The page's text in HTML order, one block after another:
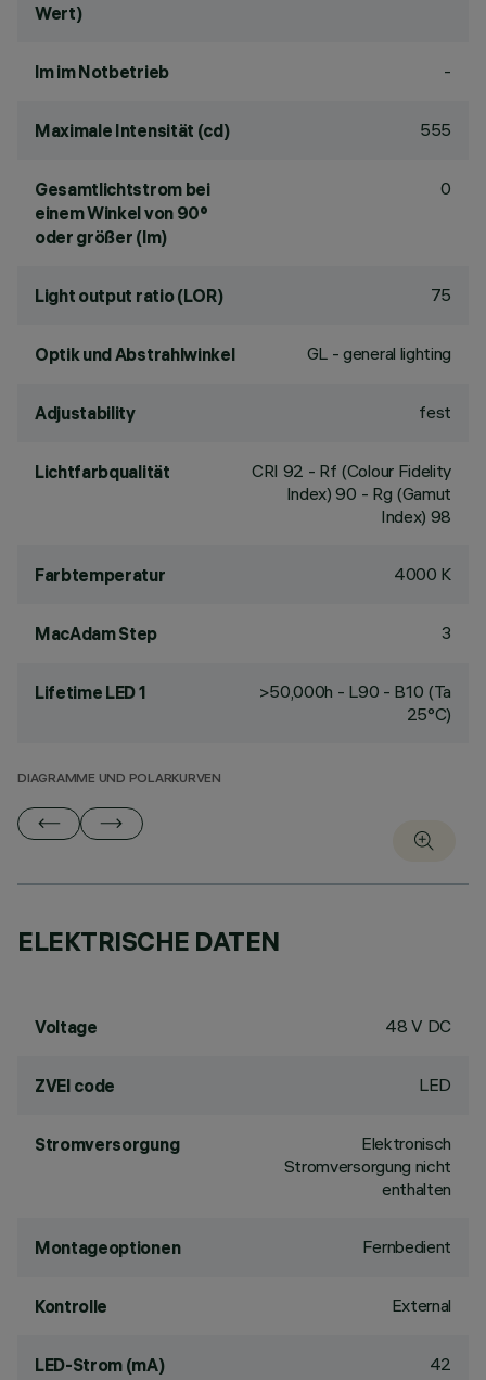
Wert)
lm im Notbetrieb -
Maximale Intensität (cd) 555
Gesamtlichtstrom bei
einem Winkel von 90°
oder größer (lm)
0
Light output ratio (LOR) 75
Optik und Abstrahlwinkel GL - general lighting
Adjustability fest
Lichtfarbqualität CRI 92 - Rf (Colour Fidelity
Index) 90 - Rg (Gamut
Index) 98
Farbtemperatur 4000 K
MacAdam Step 3
Lifetime LED 1
>50,000h - L90 - B10 (Ta
25°C)
DIAGRAMME UND POLARKURVEN
ELEKTRISCHE DATEN
Voltage 48 V DC
ZVEI code LED
Stromversorgung
Elektronisch
Stromversorgung nicht
enthalten
Montageoptionen Fernbedient
Kontrolle External
LED-Strom (mA) 42